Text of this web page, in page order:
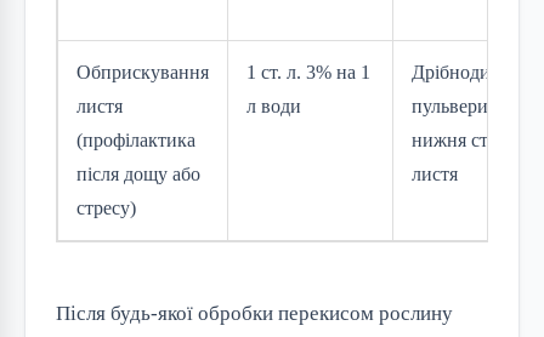
Обприскування
листя
(профілактика
після дощу або
стресу)
1 ст. л. 3% на 1
л води
пульверизатор,
нижня сторона
листя
Після будь-якої обробки перекисом рослину